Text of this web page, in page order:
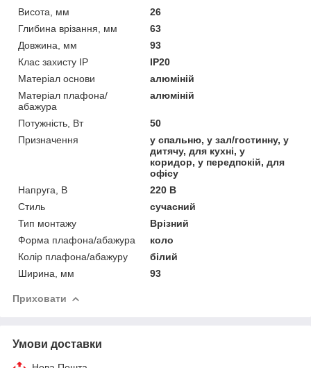
Висота, мм
26
Глибина врізання, мм
63
Довжина, мм
93
Клас захисту IP
IP20
Матеріал основи
алюміній
Матеріал плафона/
абажура
алюміній
Потужність, Вт
50
Призначення
у спальню, у зал/гостинну, у
дитячу, для кухні, у
коридор, у передпокій, для
офісу
Напруга, В
220 В
Стиль
сучасний
Тип монтажу
Врізний
Форма плафона/абажура
коло
Колір плафона/абажуру
білий
Ширина, мм
93
Приховати
Умови доставки